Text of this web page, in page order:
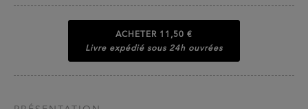
ACHETER 11,50 €
Livre expédié sous 24h ouvrées